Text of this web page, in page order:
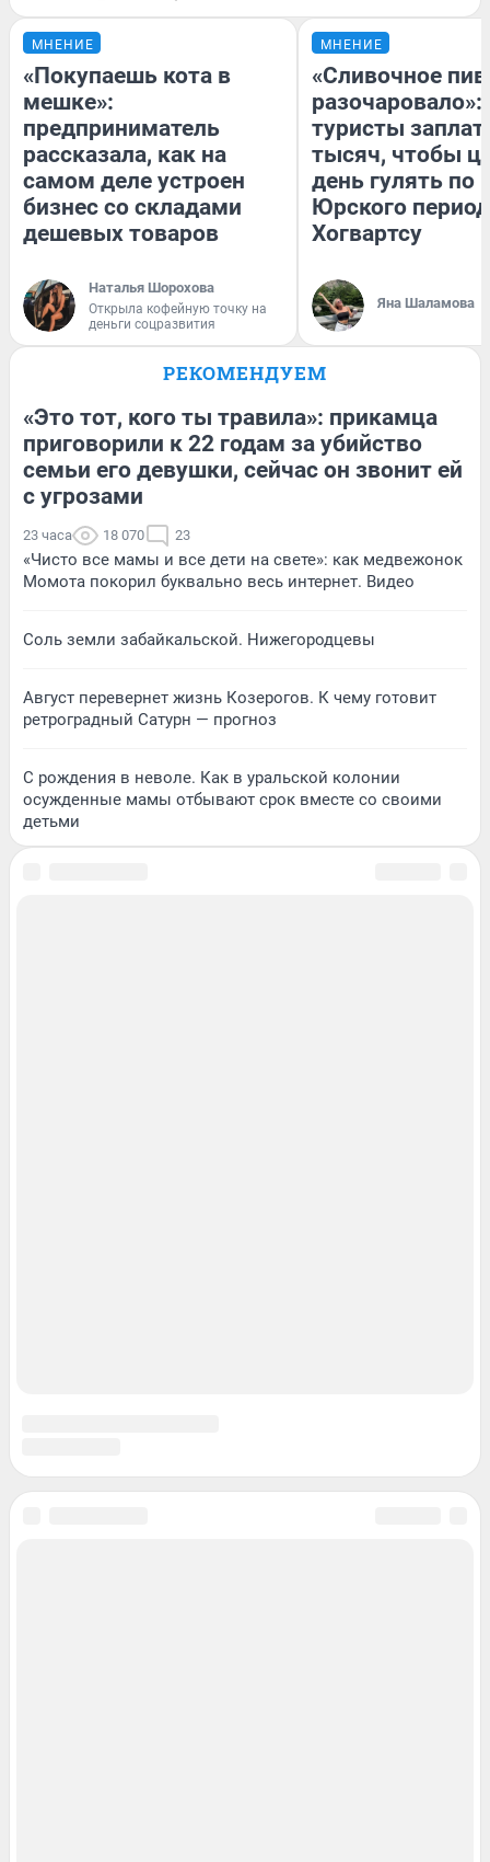
МНЕНИЕ
«Покупаешь кота в
мешке»:
предприниматель
рассказала, как на
самом деле устроен
бизнес со складами
дешевых товаров
Наталья Шорохова
Открыла кофейную точку на
деньги соцразвития
МНЕНИЕ
«Сливочное
разочаровало»:
туристы
тысяч, чтобы
день гулять по
Юрского
Хогвартсу
Яна Шаламова
РЕКОМЕНДУЕМ
«Это тот, кого ты травила»: прикамца
приговорили к 22 годам за убийство
семьи его девушки, сейчас он звонит ей
с угрозами
23 часа 18 070 23
«Чисто все мамы и все дети на свете»: как медвежонок
Момота покорил буквально весь интернет. Видео
Соль земли забайкальской. Нижегородцевы
Август перевернет жизнь Козерогов. К чему готовит
ретроградный Сатурн — прогноз
С рождения в неволе. Как в уральской колонии
осужденные мамы отбывают срок вместе со своими
детьми